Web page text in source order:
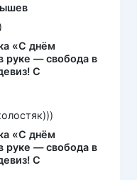
«С днём
руке — свобода в
С
«С днём
руке — свобода в
С